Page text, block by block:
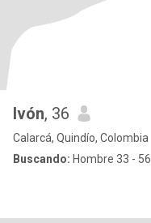
Ivón, 36
Calarcá, Quindío, Colombia
Buscando: Hombre 33 - 56